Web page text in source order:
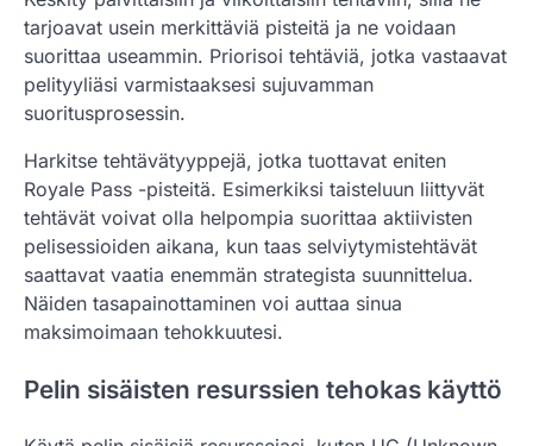
tarjoavat usein merkittäviä pisteitä ja ne voidaan
suorittaa useammin. Priorisoi tehtäviä, jotka vastaavat
pelityyliäsi varmistaaksesi sujuvamman
suoritusprosessin.
Harkitse tehtävätyyppejä, jotka tuottavat eniten
Royale Pass -pisteitä. Esimerkiksi taisteluun liittyvät
tehtävät voivat olla helpompia suorittaa aktiivisten
pelisessioiden aikana, kun taas selviytymistehtävät
saattavat vaatia enemmän strategista suunnittelua.
Näiden tasapainottaminen voi auttaa sinua
maksimoimaan tehokkuutesi.
Pelin sisäisten resurssien tehokas käyttö